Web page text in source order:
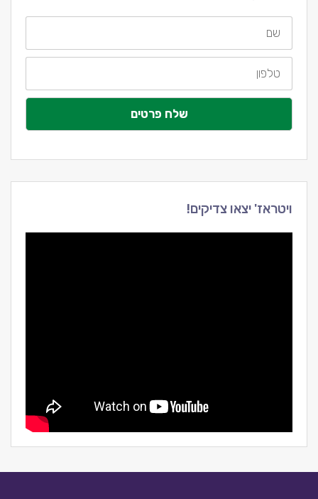
שם
טלפון
שלח פרטים
ויטראז' יצאו צדיקים!